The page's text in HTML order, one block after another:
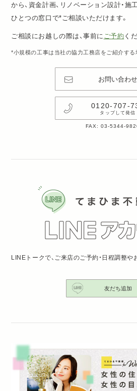
から、資金計画、リノベーション設計・施
ひとつの窓口で*ご相談いただけます。
ご相談にお越しの際は、事前に ご予約 く
*小規模の工事は当社の協力工務店をご紹介する
お問い合わせ
0120-707-
タップして発信
FAX: 03-5344-
LINEトークで、ご来店のご予約・日程調整や
友だち追加